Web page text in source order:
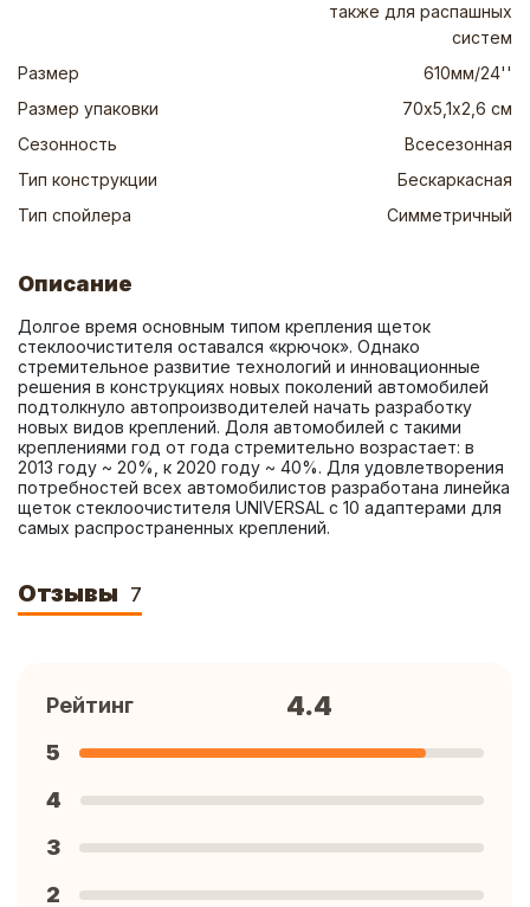
также для распашных
систем
Размер
610мм/24''
Размер упаковки
70х5,1х2,6 см
Сезонность
Всесезонная
Тип конструкции
Бескаркасная
Тип спойлера
Симметричный
Описание
Долгое время основным типом крепления щеток
стеклоочистителя оставался «крючок». Однако
стремительное развитие технологий и инновационные
решения в конструкциях новых поколений автомобилей
подтолкнуло автопроизводителей начать разработку
новых видов креплений. Доля автомобилей с такими
креплениями год от года стремительно возрастает: в
2013 году ~ 20%, к 2020 году ~ 40%. Для удовлетворения
потребностей всех автомобилистов разработана линейка
щеток стеклоочистителя UNIVERSAL с 10 адаптерами для
самых распространенных креплений.
Отзывы 7
Рейтинг 4.4
5
4
3
2